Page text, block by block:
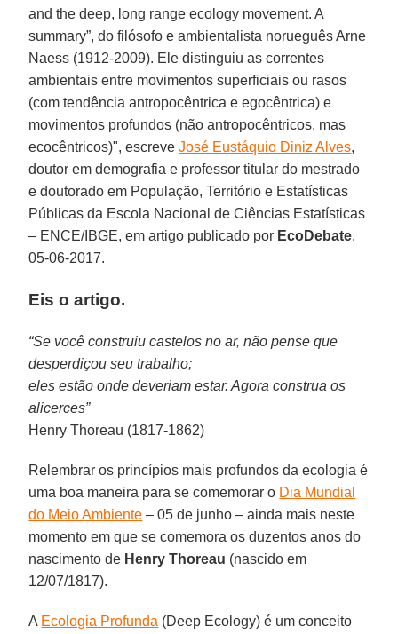
and the deep, long range ecology movement. A
summary”, do filósofo e ambientalista norueguês Arne
Naess (1912-2009). Ele distinguiu as correntes
ambientais entre movimentos superficiais ou rasos
(com tendência antropocêntrica e egocêntrica) e
movimentos profundos (não antropocêntricos, mas
ecocêntricos)", escreveJosé Eustáquio Diniz Alves,
doutor em demografia e professor titular do mestrado
e doutorado em População, Território e Estatísticas
Públicas da Escola Nacional de Ciências Estatísticas
– ENCE/IBGE, em artigo publicado por EcoDebate,
05-06-2017.
Eis o artigo.
“Se você construiu castelos no ar, não pense que
desperdiçou seu trabalho;
eles estão onde deveriam estar. Agora construa os
alicerces”
Henry Thoreau (1817-1862)
Relembrar os princípios mais profundos da ecologia é
uma boa maneira para se comemorar o Dia Mundial
do Meio Ambiente – 05 de junho – ainda mais neste
momento em que se comemora os duzentos anos do
nascimento de Henry Thoreau (nascido em
12/07/1817).
A Ecologia Profunda (Deep Ecology) é um conceito